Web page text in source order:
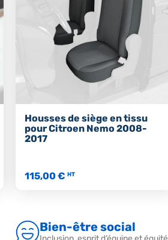
Housses de siège en tissu
pour Citroen Nemo 2008-
2017
115,00 € HT
Bien-être social